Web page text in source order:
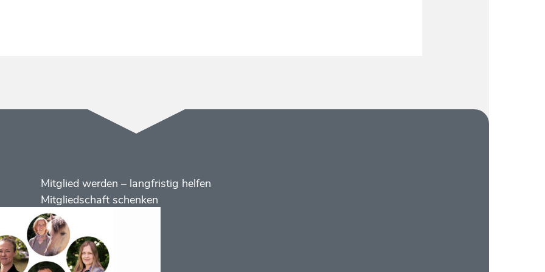
Menüs
Footer
2
Mitglied werden – langfristig helfen
Mitgliedschaft schenken
Kontakt
Social